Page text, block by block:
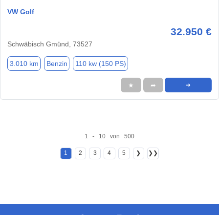
VW Golf
32.950 €
Schwäbisch Gmünd, 73527
3.010 km Benzin 110 kw (150 PS)
★ ➦ ➜
1 - 10 von 500
1 2 3 4 5 ❯ ❯❯